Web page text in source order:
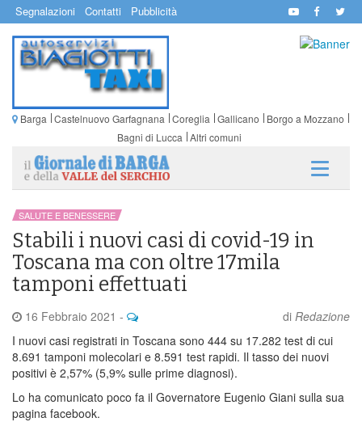
Segnalazioni Contatti Pubblicità
Barga Castelnuovo Garfagnana Coreglia Gallicano
Borgo a Mozzano
Bagni di Lucca Altri comuni
SALUTE E BENESSERE
Stabili i nuovi casi di covid-19 in
Toscana ma con oltre 17mila
tamponi effettuati
16 Febbraio 2021 - di Redazione
I nuovi casi registrati in Toscana sono 444 su 17.282 test di cui
8.691 tamponi molecolari e 8.591 test rapidi. Il tasso dei nuovi
positivi è 2,57% (5,9% sulle prime diagnosi).
Lo ha comunicato poco fa il Governatore Eugenio Giani sulla sua
pagina facebook.